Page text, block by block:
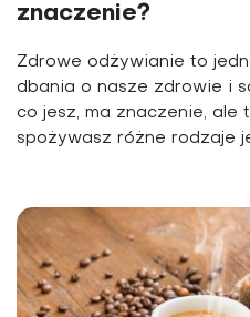
znaczenie?
Zdrowe odżywianie to
dbania o nasze zdrowie i
co jesz, ma znaczenie, ale
spożywasz różne rodzaje